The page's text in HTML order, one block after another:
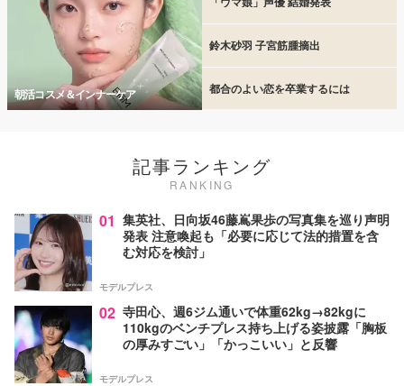
朝活コスメ＆インナーケア
鈴木砂羽 子宮筋腫摘出
都合のよい恋を卒業するには
記事ランキング
RANKING
01 集英社、日向坂46藤嶌果歩の写真集を巡り声明
発表 注意喚起も「必要に応じて法的措置を含
む対応を検討」
モデルプレス
02 寺田心、週6ジム通いで体重62kg→82kgに
110kgのベンチプレス持ち上げる姿披露「胸板
の厚みすごい」「かっこいい」と反響
モデルプレス